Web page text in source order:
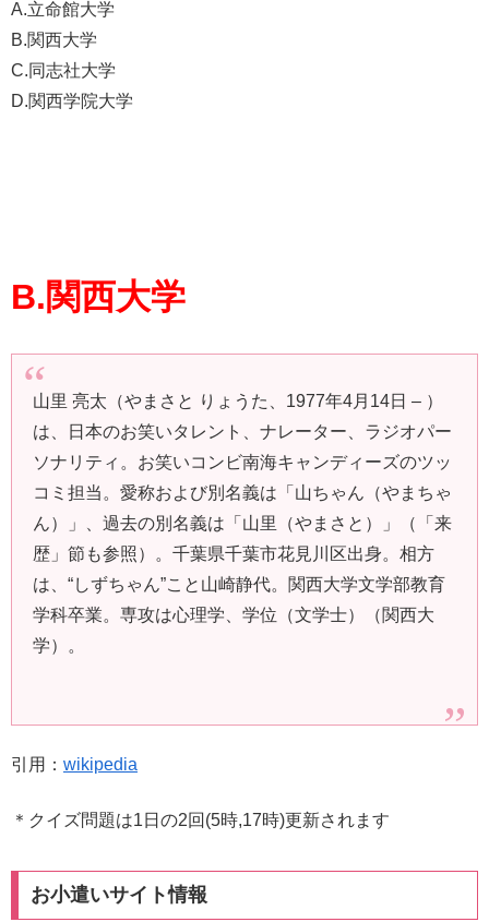
A.立命館大学
B.関西大学
C.同志社大学
D.関西学院大学
B.関西大学
山里 亮太（やまさと りょうた、1977年4月14日 – ）
は、日本のお笑いタレント、ナレーター、ラジオパー
ソナリティ。お笑いコンビ南海キャンディーズのツッ
コミ担当。愛称および別名義は「山ちゃん（やまちゃ
ん）」、過去の別名義は「山里（やまさと）」（「来
歴」節も参照）。千葉県千葉市花見川区出身。相方
は、“しずちゃん”こと山崎静代。関西大学文学部教育
学科卒業。専攻は心理学、学位（文学士）（関西大
学）。
引用： wikipedia
＊クイズ問題は1日の2回(5時,17時)更新されます
お小遣いサイト情報